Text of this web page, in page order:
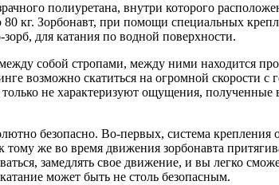
полиуретана, внутри которого
кг. Зорбонавт, при помощи специальных
для катания по водной поверхности.
собой стропами, между ними находится
возможно скатиться на огромной
не характеризуют ощущения, полученные
безопасно. Во-первых, система
же во время движения зорбонавта
замедлять свое движение, и вы легко
может быть не столь безопасным.